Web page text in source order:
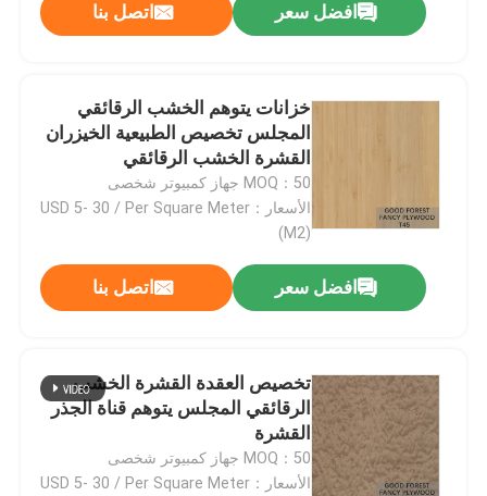
افضل سعر اتصل بنا
خزانات يتوهم الخشب الرقائقي
المجلس تخصيص الطبيعية الخيزران
القشرة الخشب الرقائقي
MOQ：50 جهاز كمبيوتر شخصى
الأسعار：USD 5- 30 / Per Square Meter
(M2)
افضل سعر اتصل بنا
تخصيص العقدة القشرة الخشب
الرقائقي المجلس يتوهم قناة الجذر
القشرة
MOQ：50 جهاز كمبيوتر شخصى
الأسعار：USD 5- 30 / Per Square Meter